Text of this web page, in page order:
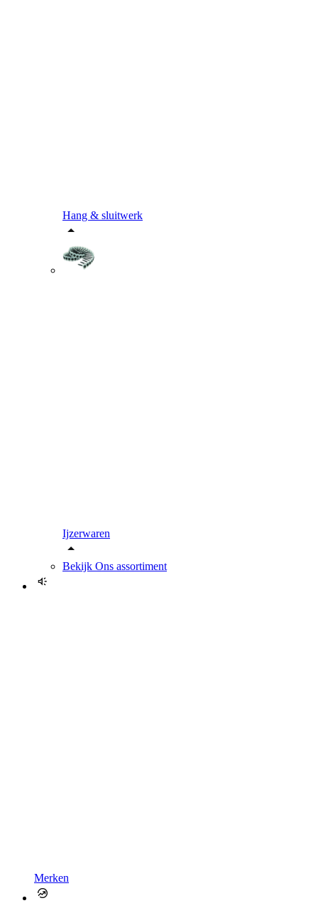
Hang & sluitwerk
Ijzerwaren
Bekijk Ons assortiment
Merken